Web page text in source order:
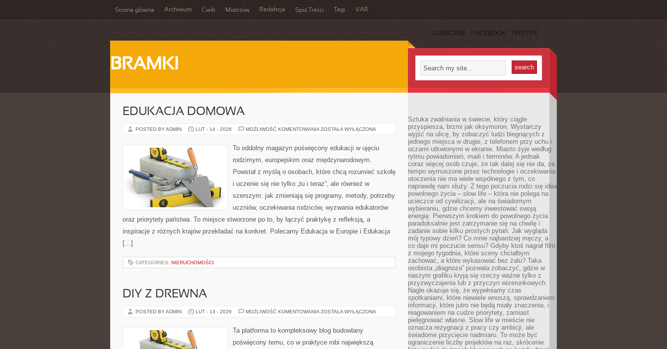
Strona główna Archiwum Ćwik Mistrzów Redakcja Spis Treści Tagi VAR
SUBSCRIBE FACEBOOK TWITTER
BRAMKI
EDUKACJA DOMOWA
POSTED BY ADMIN LUT - 14 - 2026 MOŻLIWOŚĆ KOMENTOWANIA EDUKACJA
ZOSTAŁA WYŁĄCZONA
To oddolny magazyn poświęcony edukacji w ujęciu
rodzimym, europejskim oraz międzynarodowym.
Powstał z myślą o osobach, które chcą rozumieć szkołę
i uczenie się nie tylko „tu i teraz”, ale również w
szerszym: jak zmieniają się programy, metody, potrzeby
uczniów, oczekiwania rodziców, wyzwania edukatorów
oraz priorytety państwa. To miejsce stworzone po to, by łączyć praktykę z refleksją, a
inspiracje z różnych krajów przekładać na konkret. Polecamy Edukacja w Europie i Edukacja
[…]
CATEGORIES: NIERUCHOMOŚCI
DIY Z DREWNA
POSTED BY ADMIN LUT - 13 - 2026 MOŻLIWOŚĆ KOMENTOWANIA DIY
ZOSTAŁA WYŁĄCZONA
Ta platforma to kompleksowy blog budowlany
poświęcony temu, co w praktyce robi największą
Sztuka zwalniania w świecie, który ciągle
przyspiesza, brzmi jak oksymoron. Wystarczy
wyjść na ulicę, by zobaczyć ludzi biegnących z
jednego miejsca w drugie, z telefonem przy uchu i
oczami utkwionymi w ekranie. Miasto żyje według
rytmu powiadomień, maili i terminów. A jednak
coraz więcej osób czuje, że tak dalej się nie da, że
tempo wymuszone przez technologie i oczekiwania
otoczenia nie ma wiele wspólnego z tym, co
naprawdę nam służy. Z tego poczucia rodzi się idea
powolnego życia – slow life – która nie polega na
ucieczce od cywilizacji, ale na świadomym
wybieraniu, gdzie chcemy inwestować swoją
energię. Pierwszym krokiem do powolnego życia
paradoksalnie jest zatrzymanie się na chwilę i
zadanie sobie kilku prostych pytań. Jak wygląda
mój typowy dzień? Co mnie najbardziej męczy, a
co daje mi poczucie sensu? Gdyby ktoś nagrał film
z mojego tygodnia, które sceny chciałbym
zachować, a które wykasować bez żalu? Taka
osobista „diagnoza” pozwala zobaczyć, gdzie w
naszym grafiku kryją się rzeczy ważne tylko z
przyzwyczajenia lub z przyczyn wizerunkowych.
Nagle okazuje się, że wypełniamy czas
spotkaniami, które niewiele wnoszą, sprawdzaniem
informacji, które jutro nie będą miały znaczenia, i
reagowaniem na cudze priorytety, zamiast
pielęgnować własne. Slow life w mieście nie
oznacza rezygnacji z pracy czy ambicji, ale
świadome przycięcie nadmiaru. To może być
ograniczenie liczby projektów na raz, skrócenie